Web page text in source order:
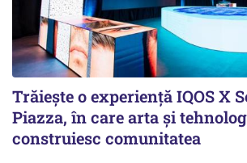
Trăiește o experiență IQOS X
Piazza, în care arta și
construiesc comunitatea